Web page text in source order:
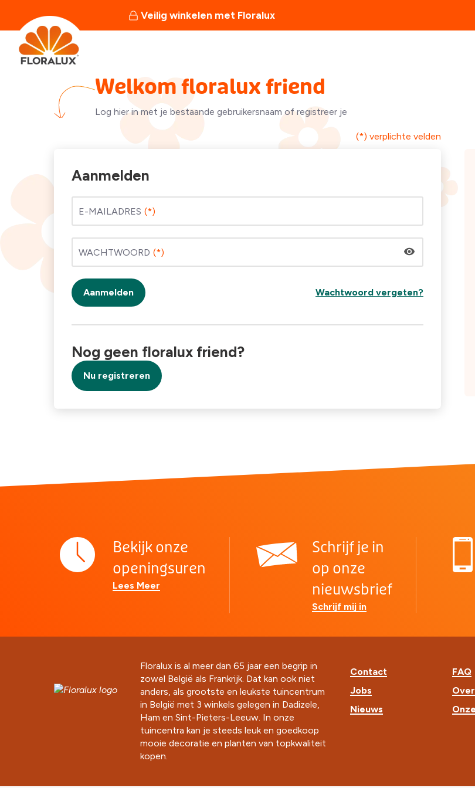
Veilig winkelen met Floralux
Welkom floralux friend
Log hier in met je bestaande gebruikersnaam of registreer je
(*) verplichte velden
Aanmelden
E-MAILADRES
WACHTWOORD
Wachtwoord vergeten?
Aanmelden
Nu registreren
Nog geen floralux friend?
Bekijk onze
openingsuren
Lees Meer
Schrijf je in
op onze
nieuwsbrief
Schrijf mij in
Floralux is al meer dan 65 jaar een begrip in
zowel België als Frankrijk. Dat kan ook niet
anders, als grootste en leukste tuincentrum
in België met 3 winkels gelegen in Dadizele,
Ham en Sint-Pieters-Leeuw. In onze
tuincentra kan je steeds leuk en goedkoop
mooie decoratie en planten van topkwaliteit
kopen.
Contact
Jobs
Nieuws
FAQ